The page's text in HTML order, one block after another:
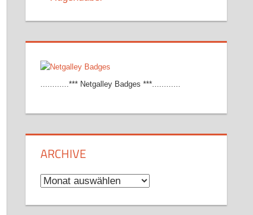
............*** Netgalley Badges ***............
ARCHIVE
Archive